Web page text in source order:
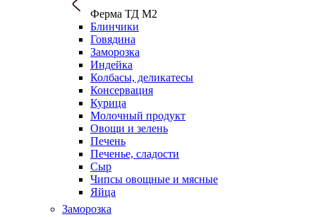
Ферма ТД М2
Блинчики
Говядина
Заморозка
Индейка
Колбасы, деликатесы
Консервация
Курица
Молочный продукт
Овощи и зелень
Печень
Печенье, сладости
Сыр
Чипсы овощные и мясные
Яйца
Заморозка